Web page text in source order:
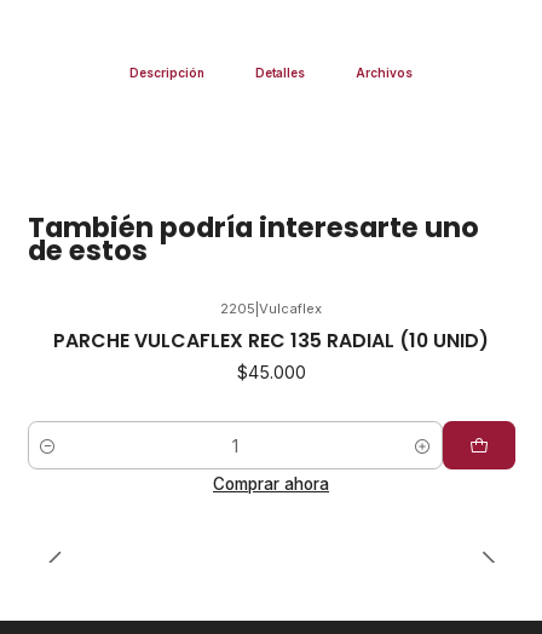
Descripción Detalles Archivos
También podría interesarte uno
de estos
2205 Vulcaflex
PARCHE VULCAFLEX REC 135 RADIAL (10 UNID)
$45.000
Cantidad
Comprar ahora